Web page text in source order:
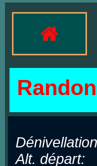
Alt.